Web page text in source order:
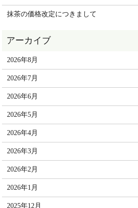
抹茶の価格改定につきまして
2026年8月
2026年7月
2026年6月
2026年5月
2026年4月
2026年3月
2026年2月
2026年1月
2025年12月